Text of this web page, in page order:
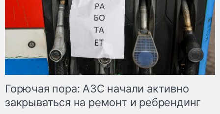
Горючая пора: АЗС начали активно
закрываться на ремонт и ребрендинг